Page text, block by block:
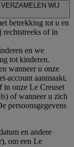
WIJ
betrekking tot u en
rechtstreeks of in
en we
tot kinderen.
wanneer u onze
account aanmaakt,
in onze Le Creuset
of wanneer u zich
persoonsgegevens
en andere
om een Le